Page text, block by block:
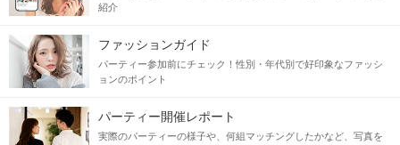
紹介
ファッションガイド
パーティー参加前にチェック！性別・年代別で好印象なファッシ
ョンのポイント
パーティー開催レポート
実際のパーティーの様子や、何組マッチングしたかなど、写真を